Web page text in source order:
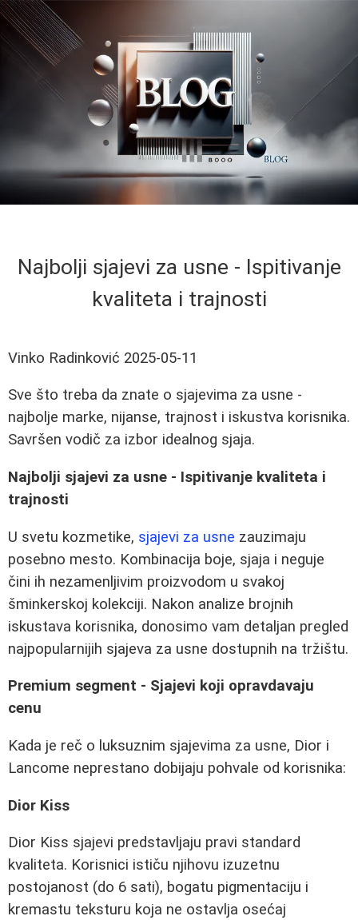
Najbolji sjajevi za usne - Ispitivanje
kvaliteta i trajnosti
Vinko Radinković 2025-05-11
Sve što treba da znate o sjajevima za usne -
najbolje marke, nijanse, trajnost i iskustva korisnika.
Savršen vodič za izbor idealnog sjaja.
Najbolji sjajevi za usne - Ispitivanje kvaliteta i
trajnosti
U svetu kozmetike, sjajevi za usne zauzimaju
posebno mesto. Kombinacija boje, sjaja i neguje
čini ih nezamenljivim proizvodom u svakoj
šminkerskoj kolekciji. Nakon analize brojnih
iskustava korisnika, donosimo vam detaljan pregled
najpopularnijih sjajeva za usne dostupnih na tržištu.
Premium segment - Sjajevi koji opravdavaju
cenu
Kada je reč o luksuznim sjajevima za usne, Dior i
Lancome neprestano dobijaju pohvale od korisnika:
Dior Kiss
Dior Kiss sjajevi predstavljaju pravi standard
kvaliteta. Korisnici ističu njihovu izuzetnu
postojanost (do 6 sati), bogatu pigmentaciju i
kremastu teksturu koja ne ostavlja osećaj